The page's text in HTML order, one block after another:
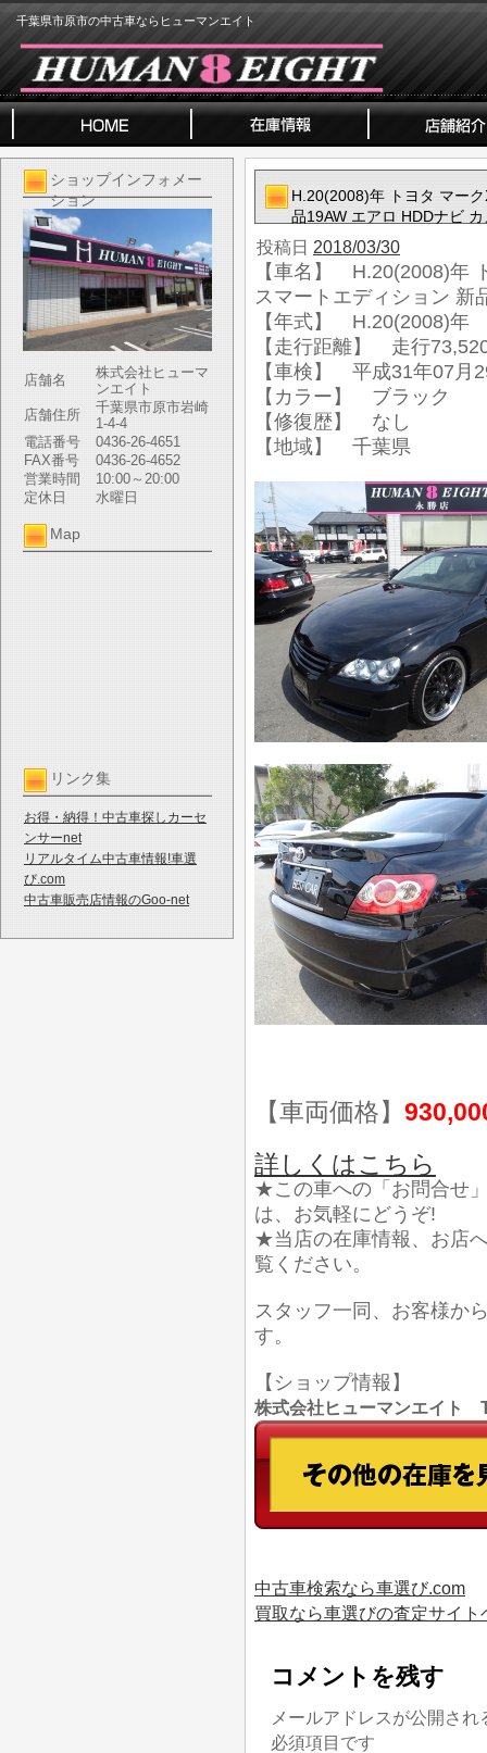
千葉県市原市の中古車ならヒューマンエイト
ショップインフォメー
ション
店舗名
株式会社ヒューマ
ンエイト
店舗住所
千葉県市原市岩崎
1-4-4
電話番号
0436-26-4651
FAX番号
0436-26-4652
営業時間
10:00～20:00
定休日
水曜日
Map
リンク集
お得・納得！中古車探しカーセ
ンサーnet
リアルタイム中古車情報!車選
び.com
中古車販売店情報のGoo-net
H.20(2008)年 トヨタ マー
品19AW エアロ HDDナビ
投稿日 2018/03/30
【車名】 H.20(2008)年
スマートエディション 新
【年式】 H.20(2008)年
【走行距離】 走行
【車検】 平成31年07月
【カラー】 ブラック
【修復歴】 なし
【地域】 千葉県
【車両価格】
詳しくはこちら
★この車への「お問合せ
は、お気軽にどうぞ!
★当店の在庫情報、お店
覧ください。
スタッフ一同、お客様か
す。
【ショップ情報】
株式会社ヒューマンエイト
中古車検索なら車選び.com
買取なら車選びの査定サイト
コメントを残す
メールアドレスが公開さ
必須項目です